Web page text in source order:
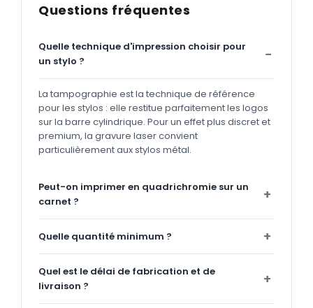
Questions fréquentes
Quelle technique d'impression choisir pour
un stylo ?
La tampographie est la technique de référence
pour les stylos : elle restitue parfaitement les logos
sur la barre cylindrique. Pour un effet plus discret et
premium, la gravure laser convient
particulièrement aux stylos métal.
Peut-on imprimer en quadrichromie sur un
carnet ?
Quelle quantité minimum ?
Quel est le délai de fabrication et de
livraison ?